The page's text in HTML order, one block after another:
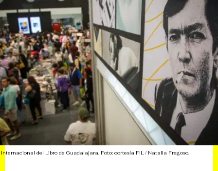
del Libro de Guadalajara. Foto: cortesía FIL / Natalia Fregoso.